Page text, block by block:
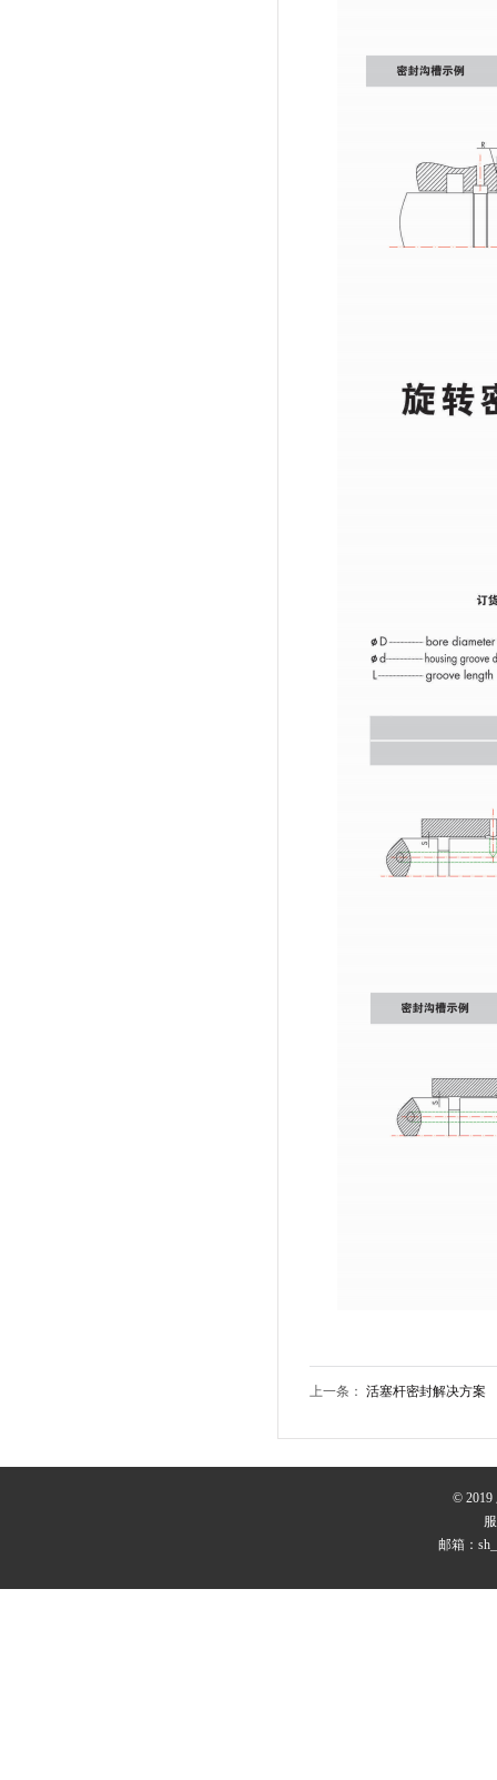
上一条： 活塞杆密封解决方案
© 2019
邮箱：